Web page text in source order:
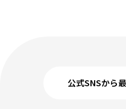
公式SNSから